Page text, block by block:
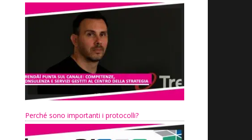
Perché sono importanti i protocolli?